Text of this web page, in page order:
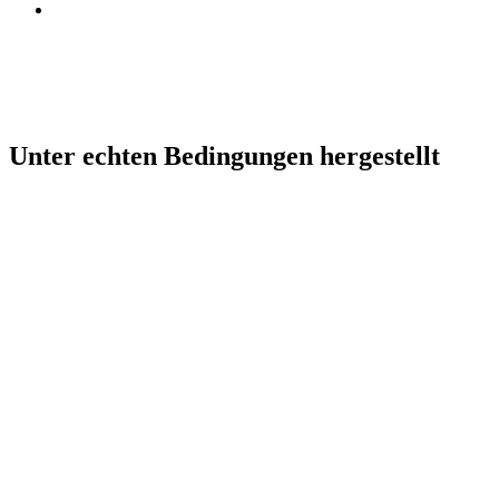
Unter echten Bedingungen hergestellt